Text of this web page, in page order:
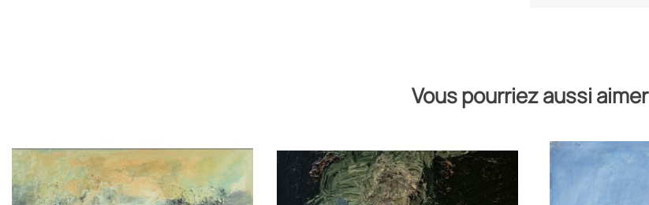
Vous pourriez aussi aimer